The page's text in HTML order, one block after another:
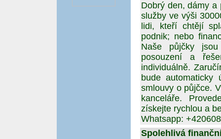
Dobrý den, dámy a
služby ve výši
lidi, kteří chtějí
podnik; nebo
Naše půjčky
posouzení a
individuálně.
bude automaticky
smlouvy o půjčce.
kanceláře.
získejte rychlou a
Whatsapp:
Spolehlivá